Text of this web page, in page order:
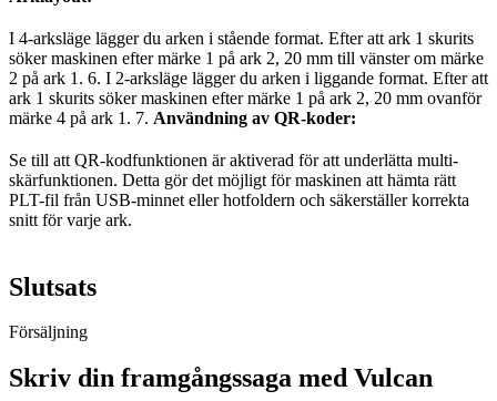
I 4-arksläge lägger du arken i stående format. Efter att ark 1 skurits
söker maskinen efter märke 1 på ark 2, 20 mm till vänster om märke
2 på ark 1. 6. I 2-arksläge lägger du arken i liggande format. Efter att
ark 1 skurits söker maskinen efter märke 1 på ark 2, 20 mm ovanför
märke 4 på ark 1. 7. Användning av QR-koder:
Se till att QR-kodfunktionen är aktiverad för att underlätta multi-
skärfunktionen. Detta gör det möjligt för maskinen att hämta rätt
PLT-fil från USB-minnet eller hotfoldern och säkerställer korrekta
snitt för varje ark.
Slutsats
Försäljning
Skriv din framgångssaga med Vulcan